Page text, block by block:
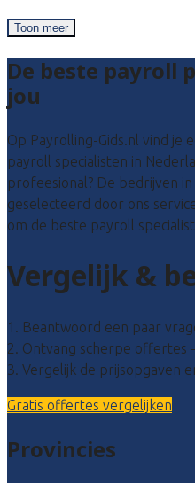
Toon meer
De beste payroll
jou
Op Payrolling-Gids.nl vind je
payroll specialisten in
profeesional? De bedrijven
geselecteerd door ons
om de beste payroll
Vergelijk &
1. Beantwoord een paar
2. Ontvang scherpe offertes
3. Vergelijk de prijsopgaven
Gratis offertes vergelijken
Provincies